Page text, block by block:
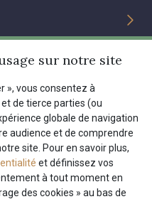
International
EN
30/04/2025 10:38
sur notre site
», vous consentez à
de tierce parties (ou
globale de navigation
audience et de comprendre
site. Pour en savoir plus,
et définissez vos
à tout moment en
des cookies » au bas de